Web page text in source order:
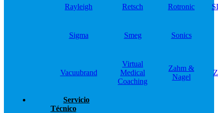
Rayleigh Retsch Rotronic
Sigma Smeg Sonics
Vacuubrand
Virtual
Medical
Coaching
Zahm &
Nagel
Servicio
Técnico